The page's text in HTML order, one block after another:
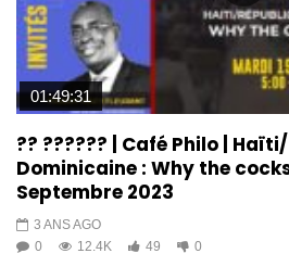
01:49:31
?? ?????? | Café Philo |
Dominicaine : Why the
Septembre 2023
3 ANS AGO
0
12.4K 49 0